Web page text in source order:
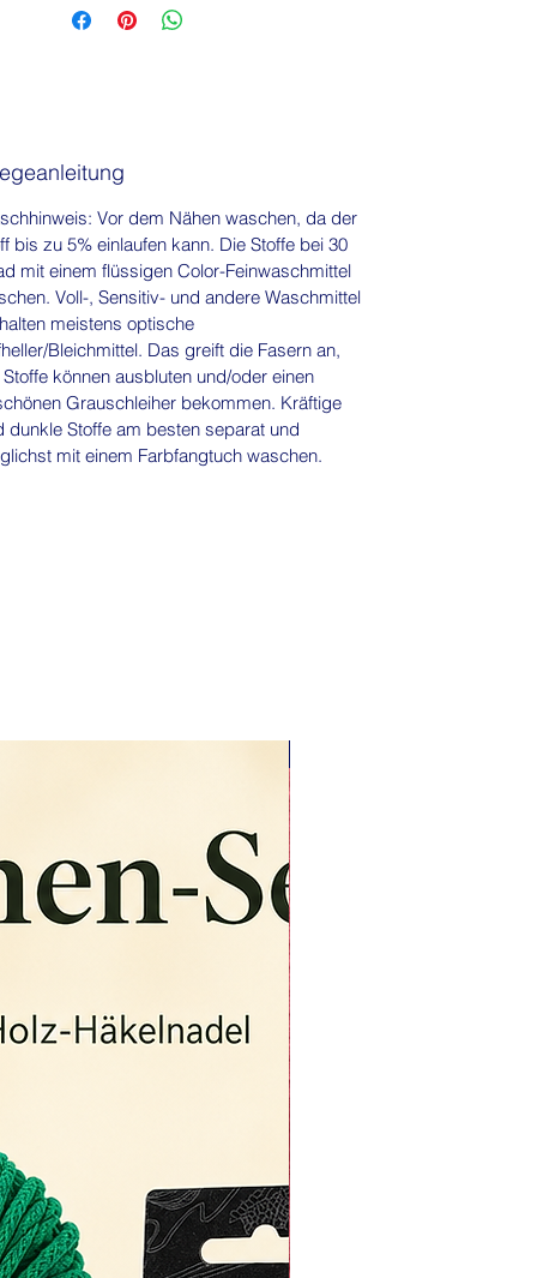
Formen wie Kreis, Oval, Striche treffen
Elementen und Regenbögen bieten
ein großes Potenzial, die
Optik zu variieren, egal man das
Schnittmuster auflegt, es wird immer
ein anderer Look sein! Wenn Du Dir
unsicher bist, kannst Du Dein
Schnittmusterteil erstmal auf
durchsichtige Folie aufmalen und es
so auf dem Stoff bewegen, um Deine
Wunsch-Platzierung zu finden!
immer wieder anders wirken kann.
Egal, wie du die Schnittteile anordnest
– du bekommst garantiert ein absolut
ausdrucksstarkes Statement Piece!
Das Design kommt auf Kleidern und
größeren Flächen gut zur Geltung, man
kann aber ruhig auch kleinere Teile
daraus zuschneiden und damit
interessante Effekte erzielen. Natürlich
kann man auch den Regenbogen
ausschneiden und als Applikation auf
Vor dem Nähen waschen, da der
bis zu 5% einlaufen kann. Die Stoffe bei 30
mit einem flüssigen Color-Feinwaschmittel
Voll-, Sensitiv- und andere Waschmittel
meistens optische
Bleichmittel. Das greift die Fasern an,
können ausbluten und/oder einen
Grauschleiher bekommen. Kräftige
dunkle Stoffe am besten separat und
mit einem Farbfangtuch waschen.